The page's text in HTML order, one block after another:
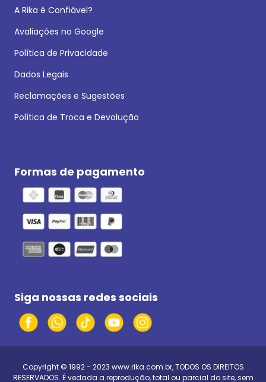
A Rika é Confiável?
Avaliações no Google
Política de Privacidade
Dados Legais
Reclamações e Sugestões
Política de Troca e Devolução
Formas de pagamento
Siga nossas redes sociais
Copyright © 1992 - 2023 www.rika.com.br, TODOS OS DIREITOS
RESERVADOS. É vedada a reprodução, total ou parcial do site, sem